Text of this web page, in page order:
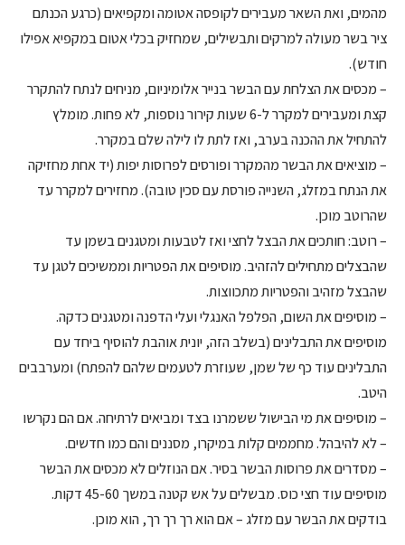
מהמים, ואת השאר מעבירים לקופסה אטומה ומקפיאים (כרגע הכנתם
ציר בשר מעולה למרקים ותבשילים, שמחזיק בכלי אטום במקפיא אפילו
חודש).
– מכסים את הצלחת עם הבשר בנייר אלומיניום, מניחים לנתח להתקרר
קצת ומעבירים למקרר ל-6 שעות קירור נוספות, לא פחות. מומלץ
להתחיל את ההכנה בערב, ואז לתת לו לילה שלם במקרר.
– מוציאים את הבשר מהמקרר ופורסים לפרוסות יפות (יד אחת מחזיקה
את הנתח במזלג, השנייה פורסת עם סכין טובה). מחזירים למקרר עד
שהרוטב מוכן.
– רוטב: חותכים את הבצל לחצי ואז לטבעות ומטגנים בשמן עד
שהבצלים מתחילים להזהיב. מוסיפים את הפטריות וממשיכים לטגן עד
שהבצל מזהיב והפטריות מתכווצות.
– מוסיפים את השום, הפלפל האנגלי ועלי הדפנה ומטגנים כדקה.
מוסיפים את התבלינים (בשלב הזה, יונית אוהבת להוסיף ביחד עם
התבלינים עוד כף של שמן, שעוזרת לטעמים שלהם להפתח) ומערבבים
היטב.
– מוסיפים את מי הבישול ששמרנו בצד ומביאים לרתיחה. אם הם נקרשו
– לא להיבהל. מחממים קלות במיקרו, מסננים והם כמו חדשים.
– מסדרים את פרוסות הבשר בסיר. אם הנוזלים לא מכסים את הבשר
מוסיפים עוד חצי כוס. מבשלים על אש קטנה במשך 45-60 דקות.
בודקים את הבשר עם מזלג – אם הוא רך רך רך, הוא מוכן.